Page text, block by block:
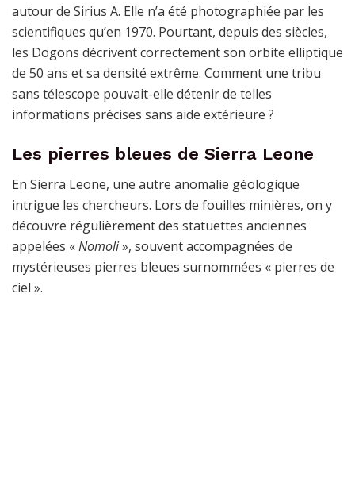
autour de Sirius A. Elle n’a été photographiée par les
scientifiques qu’en 1970. Pourtant, depuis des siècles,
les Dogons décrivent correctement son orbite elliptique
de 50 ans et sa densité extrême. Comment une tribu
sans télescope pouvait-elle détenir de telles
informations précises sans aide extérieure ?
Les pierres bleues de Sierra Leone
En Sierra Leone, une autre anomalie géologique
intrigue les chercheurs. Lors de fouilles minières, on y
découvre régulièrement des statuettes anciennes
appelées «Nomoli», souvent accompagnées de
mystérieuses pierres bleues surnommées « pierres de
ciel ».